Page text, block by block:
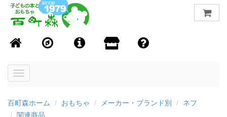
Toggle
百町森ホーム おもちゃ メーカー・ブランド別
ネフ
関連商品